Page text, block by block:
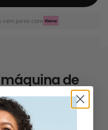
sem juros com
de